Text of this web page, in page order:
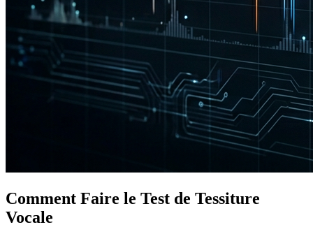
Comment Faire le Test de Tessiture
Vocale